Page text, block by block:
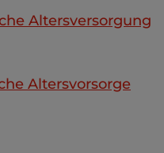
Altersversorgung
Altersvorsorge